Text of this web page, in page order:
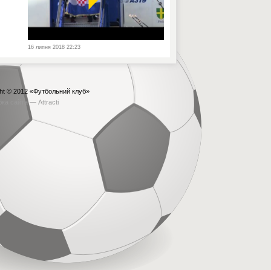
16 липня 2018 22:23
© 2012 «Футбольний клуб»
сайта — Attracti